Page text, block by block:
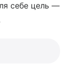
себе цель —